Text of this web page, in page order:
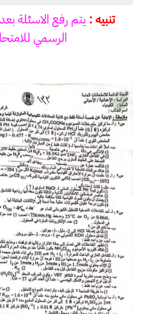
تنبيه : يتم رفع الاسئلة
الرسمي